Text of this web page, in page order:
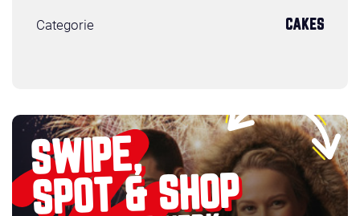
Categorie CAKES
SWIPE,
SPOT & SHOP